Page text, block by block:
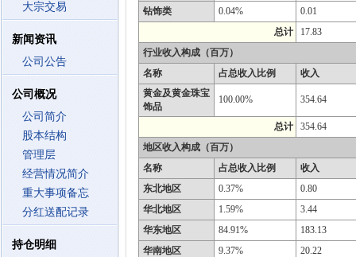
大宗交易
新闻资讯
公司公告
公司概况
公司简介
股本结构
管理层
经营情况简介
重大事项备忘
分红送配记录
持仓明细
钻饰类
0.04%
0.01
总计
17.83
行业收入构成（百万）
名称
占总收入比例
收入
黄金及黄金珠宝
饰品
100.00% 354.64
总计
354.64
地区收入构成（百万）
名称
占总收入比例
收入
东北地区
0.37%
0.80
华北地区
1.59%
3.44
华东地区
84.91%
183.13
华南地区
9.37%
20.22